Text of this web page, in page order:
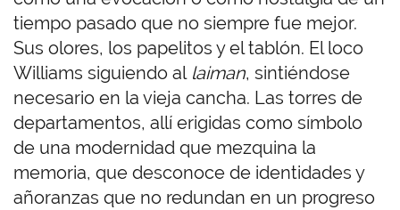
tiempo pasado que no siempre fue mejor.
Sus olores, los papelitos y el tablón. El loco
Williams siguiendo al laiman, sintiéndose
necesario en la vieja cancha. Las torres de
departamentos, allí erigidas como símbolo
de una modernidad que mezquina la
memoria, que desconoce de identidades y
añoranzas que no redundan en un progreso